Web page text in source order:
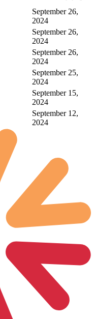
September 26,
2024
September 26,
2024
September 26,
2024
September 25,
2024
September 15,
2024
September 12,
2024